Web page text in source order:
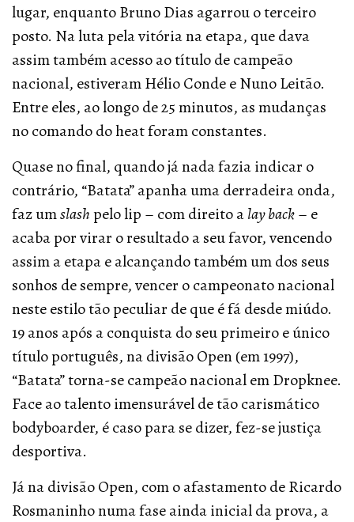
lugar, enquanto Bruno Dias agarrou o terceiro
posto. Na luta pela vitória na etapa, que dava
assim também acesso ao título de campeão
nacional, estiveram Hélio Conde e Nuno Leitão.
Entre eles, ao longo de 25 minutos, as mudanças
no comando do heat foram constantes.
Quase no final, quando já nada fazia indicar o
contrário, “Batata” apanha uma derradeira onda,
faz umslashpelo lip – com direito alay back– e
acaba por virar o resultado a seu favor, vencendo
assim a etapa e alcançando também um dos seus
sonhos de sempre, vencer o campeonato nacional
neste estilo tão peculiar de que é fá desde miúdo.
19 anos após a conquista do seu primeiro e único
título português, na divisão Open (em 1997),
“Batata” torna-se campeão nacional em Dropknee.
Face ao talento imensurável de tão carismático
bodyboarder, é caso para se dizer, fez-se justiça
desportiva.
Já na divisão Open, com o afastamento de Ricardo
Rosmaninho numa fase ainda inicial da prova, a